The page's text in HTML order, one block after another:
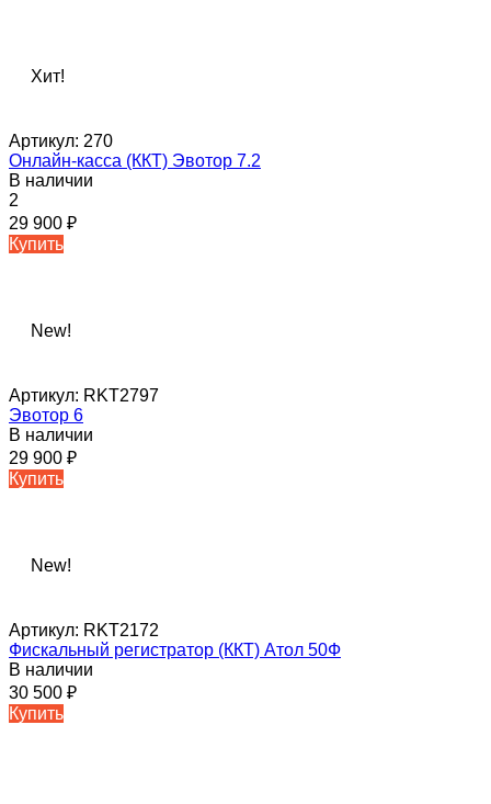
Хит!
Артикул: 270
Онлайн-касса (ККТ) Эвотор 7.2
В наличии
2
29 900 ₽
Купить
New!
Артикул: RKT2797
Эвотор 6
В наличии
29 900 ₽
Купить
New!
Артикул: RKT2172
Фискальный регистратор (ККТ) Атол 50Ф
В наличии
30 500 ₽
Купить